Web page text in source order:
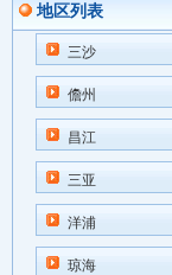
地区列表
三沙
儋州
昌江
三亚
洋浦
琼海